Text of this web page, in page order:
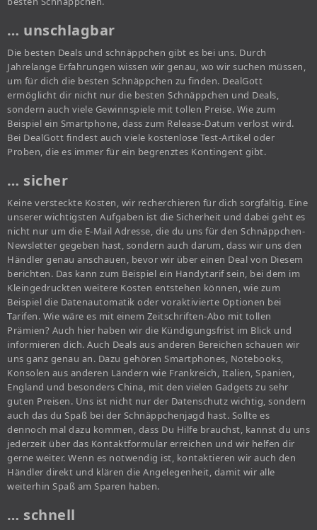
… unschlagbar
Die besten Deals und schnäppchen gibt es bei uns. Durch
Jahrelange Erfahrungen wissen wir genau, wo wir suchen müssen,
um für dich die besten Schnäppchen zu finden. DealGott
ermöglicht dir nicht nur die besten Schnäppchen und Deals,
sondern auch viele Gewinnspiele mit tollen Preise. Wie zum
Beispiel ein Smartphone, dass zum Release-Datum verlost wird.
Bei DealGott findest auch viele kostenlose Test-Artikel oder
Proben, die es immer für ein begrenztes Kontingent gibt.
… sicher
Keine versteckte Kosten, wir recherchieren für dich sorgfältig. Eine
unserer wichtigsten Aufgaben ist die Sicherheit und dabei geht es
nicht nur um die E-Mail Adresse, die du uns für den Schnäppchen-
Newsletter gegeben hast, sondern auch darum, dass wir uns den
Händler genau anschauen, bevor wir über einen Deal von Diesem
berichten. Das kann zum Beispiel ein Handytarif sein, bei dem im
Kleingedruckten weitere Kosten entstehen können, wie zum
Beispiel die Datenautomatik oder voraktivierte Optionen bei
Tarifen. Wie wäre es mit einem Zeitschriften-Abo mit tollen
Prämien? Auch hier haben wir die Kündigungsfrist im Blick und
informieren dich. Auch Deals aus anderen Bereichen schauen wir
uns ganz genau an. Dazu gehören Smartphones, Notebooks,
Konsolen aus anderen Ländern wie Frankreich, Italien, Spanien,
England und besonders China, mit den vielen Gadgets zu sehr
guten Preisen. Uns ist nicht nur der Datenschutz wichtig, sondern
auch das du Spaß bei der Schnäppchenjagd hast. Sollte es
dennoch mal dazu kommen, dass Du Hilfe brauchst, kannst du uns
jederzeit über das Kontaktformular erreichen und wir helfen dir
gerne weiter. Wenn es notwendig ist, kontaktieren wir auch den
Händler direkt und klären die Angelegenheit, damit wir alle
weiterhin Spaß am Sparen haben.
… schnell